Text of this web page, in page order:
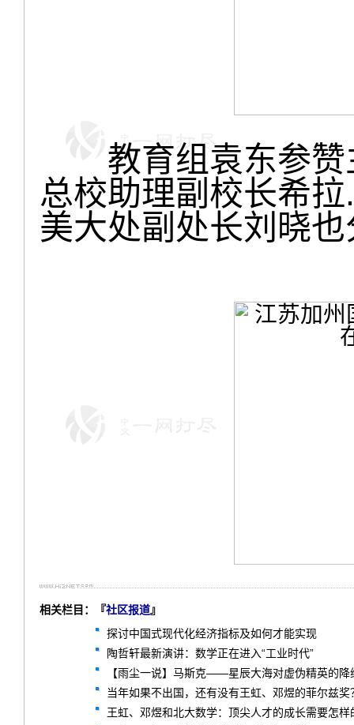
教育组袁东参赞
总校助理副校长希
美大处副处长刘晓
相关栏目：『社区报道』
探讨中国式现代化经济指标及如何才能实现
陶哲轩最新演讲：数学正在进入“工业时代”
【雨尘一说】马斯克——星辰大海对虚伪精英的降
当年如果不出国，还有没有王虹、邓煜的菲尔兹奖
王虹、邓煜和北大数学：顶尖人才的成长需要怎样